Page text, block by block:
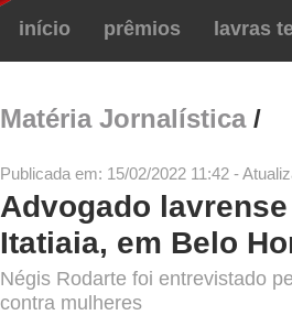
início prêmios lavras
Matéria Jornalística/
Publicada em: 15/02/2022 11:42 -
Advogado
Itatiaia, em Belo
Négis Rodarte foi entrevistado
contra mulheres